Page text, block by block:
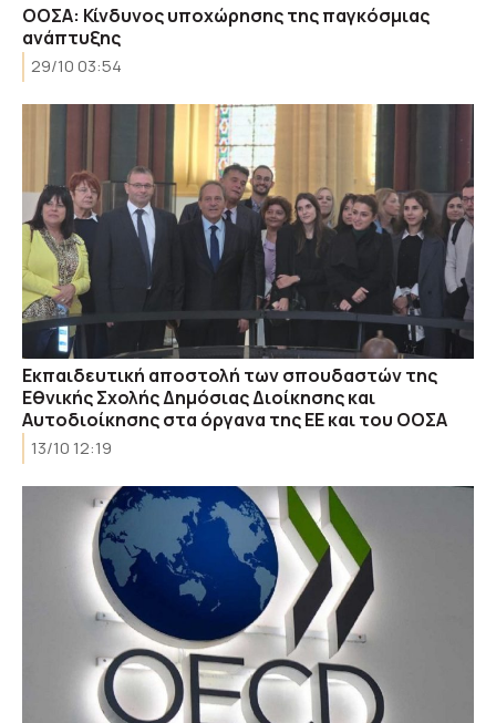
ΟΟΣΑ: Κίνδυνος υποχώρησης της παγκόσμιας
ανάπτυξης
29/10 03:54
Εκπαιδευτική αποστολή των σπουδαστών της
Εθνικής Σχολής Δημόσιας Διοίκησης και
Αυτοδιοίκησης στα όργανα της ΕΕ και του ΟΟΣΑ
13/10 12:19